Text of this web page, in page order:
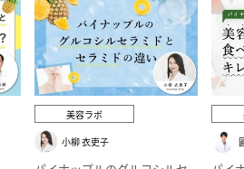
美容ラボ
小柳 衣吏子